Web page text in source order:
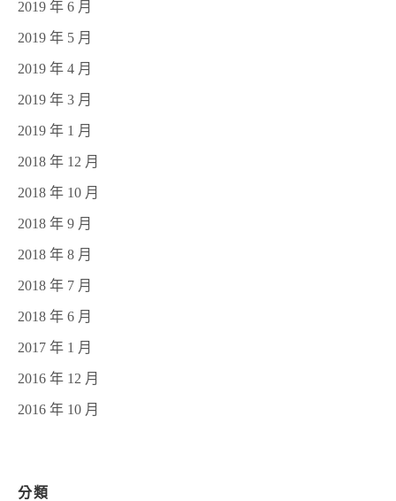
2019 年 6 月
2019 年 5 月
2019 年 4 月
2019 年 3 月
2019 年 1 月
2018 年 12 月
2018 年 10 月
2018 年 9 月
2018 年 8 月
2018 年 7 月
2018 年 6 月
2017 年 1 月
2016 年 12 月
2016 年 10 月
分類